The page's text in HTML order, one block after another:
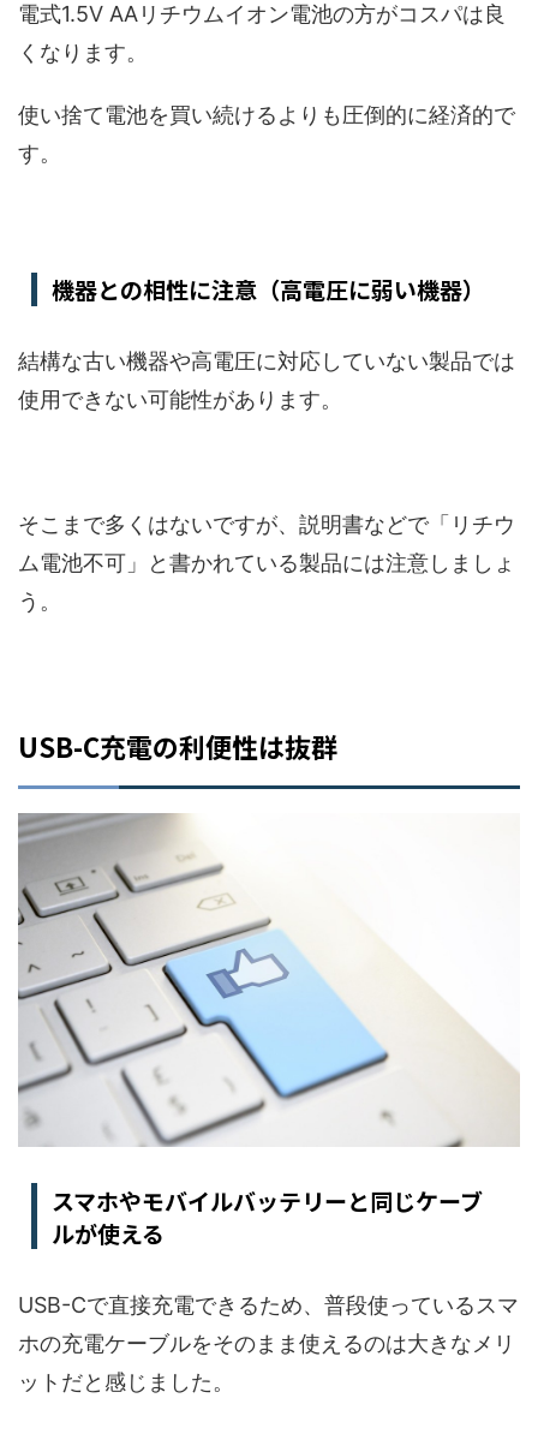
電式1.5V AAリチウムイオン電池の方がコスパは良
くなります。
使い捨て電池を買い続けるよりも圧倒的に経済的で
す。
機器との相性に注意（高電圧に弱い機器）
結構な古い機器や高電圧に対応していない製品では
使用できない可能性があります。
そこまで多くはないですが、説明書などで「リチウ
ム電池不可」と書かれている製品には注意しましょ
う。
USB-C充電の利便性は抜群
スマホやモバイルバッテリーと同じケーブ
ルが使える
USB-Cで直接充電できるため、普段使っているスマ
ホの充電ケーブルをそのまま使えるのは大きなメリ
ットだと感じました。